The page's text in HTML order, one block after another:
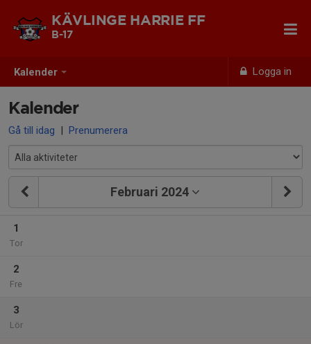
Kalender Logga in
KÄVLINGE HARRIE FF
B-17
Kalender
Gå till idag | Prenumerera
Februari 2024
1
Tor
2
Fre
3
Lör